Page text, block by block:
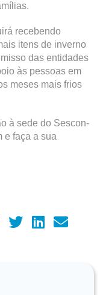
recebendo
itens de inverno
das entidades
às pessoas em
meses mais frios
à sede do Sescon-
e faça a sua